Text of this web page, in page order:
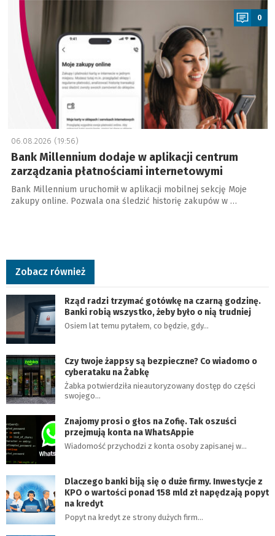
0
06.08.2026 (19:56)
Bank Millennium dodaje w aplikacji centrum
zarządzania płatnościami internetowymi
Bank Millennium uruchomił w aplikacji mobilnej sekcję Moje
zakupy online. Pozwala ona śledzić historię zakupów w …
Zobacz również
Rząd radzi trzymać gotówkę na czarną godzinę.
Banki robią wszystko, żeby było o nią trudniej
Osiem lat temu pytałem, co będzie, gdy…
Czy twoje żappsy są bezpieczne? Co wiadomo o
cyberataku na Żabkę
Żabka potwierdziła nieautoryzowany dostęp do części
swojego…
Znajomy prosi o głos na Zofię. Tak oszuści
przejmują konta na WhatsAppie
Wiadomość przychodzi z konta osoby zapisanej w…
Dlaczego banki biją się o duże firmy. Inwestycje z
KPO o wartości ponad 158 mld zł napędzają popyt
na kredyt
Popyt na kredyt ze strony dużych firm…